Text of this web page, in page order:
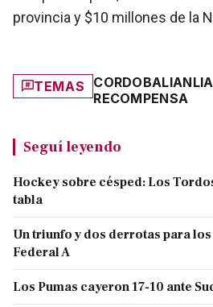
provincia y $10 millones de la
TEMAS CORDOBALIAN
RECOMPENSA
Seguí leyendo
Hockey sobre césped: Los
tabla
Un triunfo y dos derrotas para
Federal A
Los Pumas cayeron 17-10 ante